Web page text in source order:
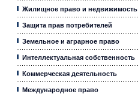
Жилищное право и недвижимость
Защита прав потребителей
Земельное и аграрное право
Интеллектуальная собственность
Коммерческая деятельность
Международное право